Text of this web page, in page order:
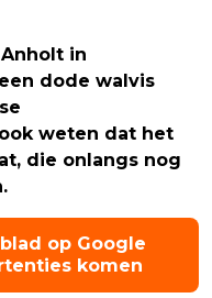
in
dode walvis
weten dat het
die onlangs nog
op Google
komen